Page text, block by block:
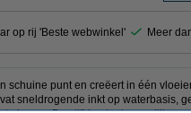
op rij 'Beste webwinkel' Meer
schuine punt en creëert in één
sneldrogende inkt op waterbasis,